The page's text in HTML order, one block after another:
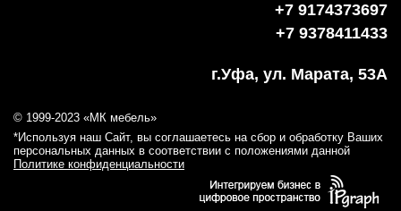
+7 9174373697
+7 9378411433
г.Уфа, ул. Марата, 53А
© 1999-2023 «МК мебель»
*Используя наш Сайт, вы соглашаетесь на сбор и обработку Ваших
персональных данных в соответствии с положениями данной
Политике конфиденциальности